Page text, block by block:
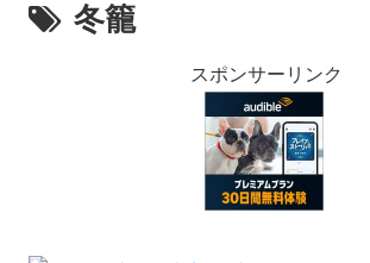
冬籠
スポンサーリンク